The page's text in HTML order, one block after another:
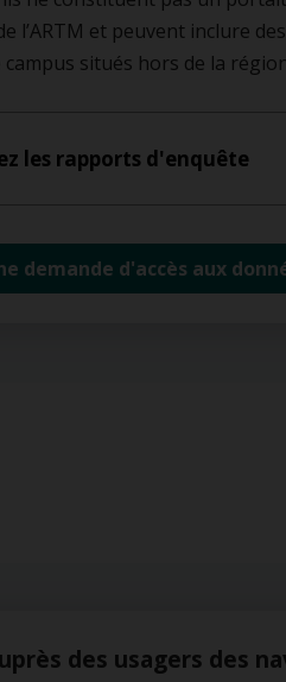
l’ARTM et peuvent inclure
situés hors de la
les rapports d'enquête
demande d'accès aux
des usagers des